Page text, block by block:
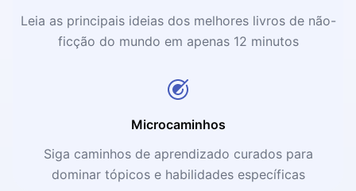
Leia as principais ideias dos melhores livros de não-
ficção do mundo em apenas 12 minutos
Microcaminhos
Siga caminhos de aprendizado curados para
dominar tópicos e habilidades específicas